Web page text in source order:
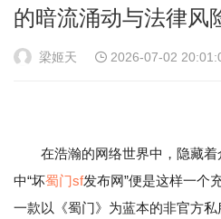
的暗流涌动与法律风
梁姬天 2026-07-02
在浩瀚的网络世界中，隐藏着
中“坏蜀门sf发布网”便是这样一个
一款以《蜀门》为蓝本的非官方